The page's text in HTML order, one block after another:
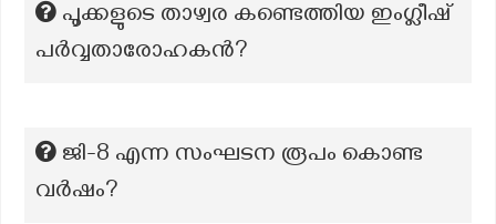
പൂക്കളുടെ താഴ്വര കണ്ടെത്തിയ ഇംഗ്ലീഷ്
പർവ്വതാരോഹകൻ?
ജി-8 എന്ന സംഘടന രൂപം കൊണ്ട
വർഷം?